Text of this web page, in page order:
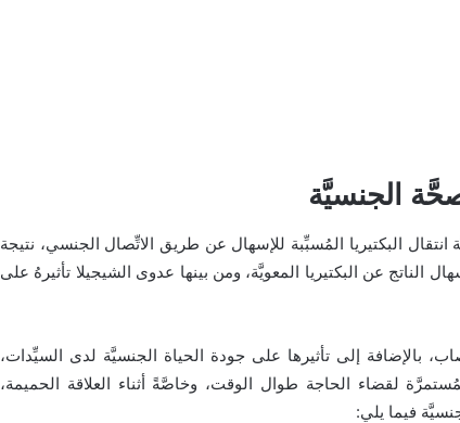
الجنسيَّة
البكتيريا المُسبِّبة للإسهال عن طريق الاتِّصال الجنسي، نتيجة
عن البكتيريا المعويَّة، ومن بينها عدوى الشيجيلا تأثيرهُ على
بالإضافة إلى تأثيرها على جودة الحياة الجنسيَّة لدى السيِّدات،
لقضاء الحاجة طوال الوقت، وخاصَّةً أثناء العلاقة الحميمة،
فيما يلي: